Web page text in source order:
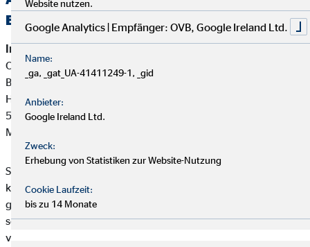
Beschwerde-/Schlichtungsstellen
Interne Beschwerdestelle:
OVB Vermögensberatung AG
Bereich Außendienstbetreuung
Heumarkt 1
50667 Köln
Mail:
Sofern im Falle einer Kundenbeschwerde ausnahmsweise
keine einvernehmliche Lösung mit unserem Unternehmen
gefunden werden kann, ist unser Unternehmen bereit und
sofern die Kundenbeschwerde Versicherungsprodukte betrifft,
verpflichtet, an einem Streitbeilegungsverfahren vor der
Website nutzen.
Google Analytics | Empfänger: OVB, Google Ireland Ltd.
Name:
_ga, _gat_UA-41411249-1, _gid
Anbieter:
Google Ireland Ltd.
Zweck:
Erhebung von Statistiken zur Website-Nutzung
Cookie Laufzeit:
bis zu 14 Monate